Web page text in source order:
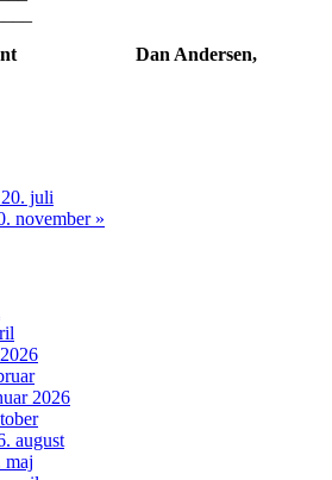
Dan Andersen,
juli
november »
2026
august
maj